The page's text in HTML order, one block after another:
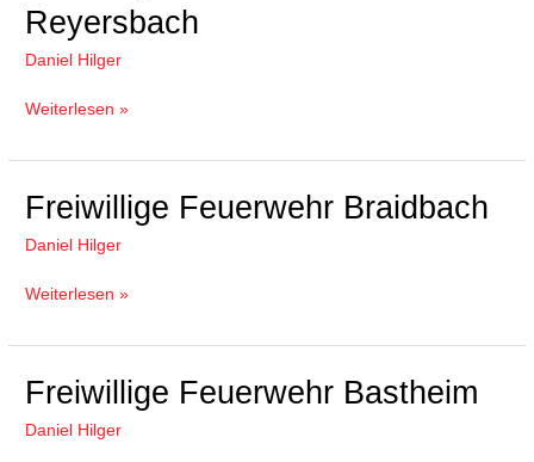
Reyersbach
Daniel Hilger
Reyersbach
Weiterlesen »
Freiwillige Feuerwehr Braidbach
Daniel Hilger
Freiwillige
Feuerwehr
Braidbach
Weiterlesen »
Freiwillige Feuerwehr Bastheim
Daniel Hilger
Freiwillige
Feuerwehr
Bastheim